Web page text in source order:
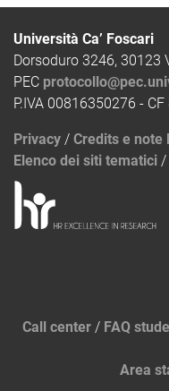
Università Ca’ Foscari
Dorsoduro 3246, 30123
PEC
P.IVA 00816350276 -
Privacy / Credits e note
Elenco dei siti tematici /
Call center / FAQ
Area